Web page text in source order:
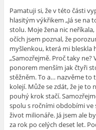
Pamatuji si, že v této části
hlasitým výkřikem „Já se na
stolu. Moje žena nic
očích jsem poznal, že
myšlenkou, která mi bleskla
„Samozřejmě. Proč taky
ponorem menším jak čtyři
stěžněm. To a… nazvěme to
kolejí. Může se zdát, že je to
pouhý krok stačí.
spolu s ročními obdobími
život milionáře. Já jsem ale
za rok po celých deset let.